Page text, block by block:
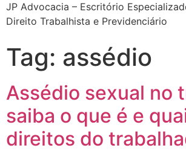
JP Advocacia – Escritório
Direito Trabalhista e Previdenciário
Tag: assédio
Assédio sexual no
saiba o que é e
direitos do